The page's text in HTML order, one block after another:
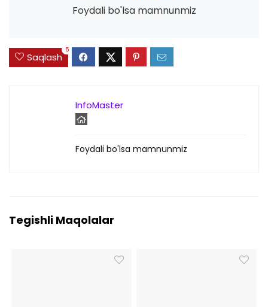
Foydali bo'lsa mamnunmiz
Saqlash
5
InfoMaster
Foydali bo'lsa mamnunmiz
Tegishli Maqolalar